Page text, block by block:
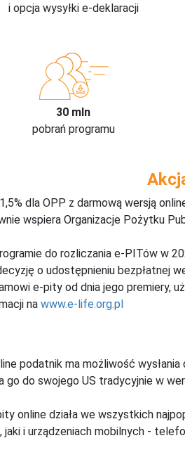
i opcja wysyłki e-deklaracji
30 mln
pobrań programu
dla OPP z darmową wersją
wspiera Organizacje Pożytku
do rozliczania e-PITów w
o udostępnieniu bezpłatnej
e-pity od dnia jego premiery,
na www.e-life.org.pl
podatnik ma możliwość
go do swojego US tradycyjnie w
online działa we wszystkich
jaki i urządzeniach mobilnych -